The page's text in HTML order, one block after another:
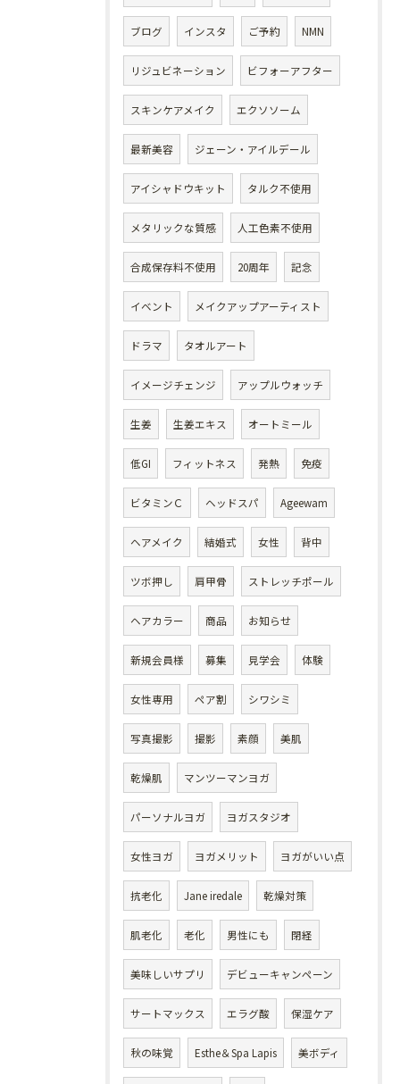
ブログ インスタ ご予約 NMN
リジュビネーション ビフォーアフター
スキンケアメイク エクソソーム
最新美容 ジェーン・アイルデール
アイシャドウキット タルク不使用
メタリックな質感 人工色素不使用
合成保存料不使用 20周年 記念
イベント メイクアップアーティスト
ドラマ タオルアート
イメージチェンジ アップルウォッチ
生姜 生姜エキス オートミール
低GI フィットネス 発熱 免疫
ビタミンＣ ヘッドスパ Ageewam
ヘアメイク 結婚式 女性 背中
ツボ押し 肩甲骨 ストレッチポール
ヘアカラー 商品 お知らせ
新規会員様 募集 見学会 体験
女性専用 ペア割 シワシミ
写真撮影 撮影 素顔 美肌
乾燥肌 マンツーマンヨガ
パーソナルヨガ ヨガスタジオ
女性ヨガ ヨガメリット ヨガがいい点
抗老化 Jane iredale 乾燥対策
肌老化 老化 男性にも 閉経
美味しいサプリ デビューキャンペーン
サートマックス エラグ酸 保湿ケア
秋の味覚 Esthe＆Spa Lapis 美ボディ